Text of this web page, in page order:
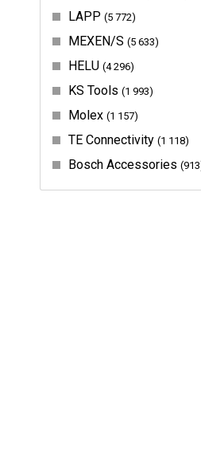
LAPP 5 772
MEXEN/S 5 633
HELU 4 296
KS Tools 1 993
Molex 1 157
TE Connectivity 1 118
Bosch Accessories 913